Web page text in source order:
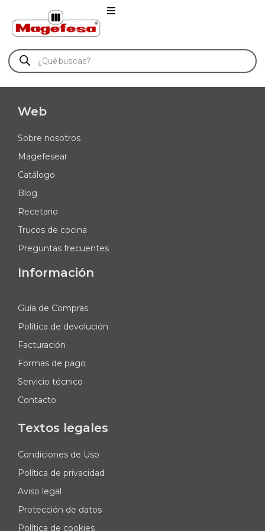
Web
Sobre nosotros
Magefesear
Catálogo
Blog
Recetario
Trucos de cocina
Preguntas frecuentes
Información
Guía de Compras
Política de devolución
Facturación
Formas de pago
Servicio técnico
Contacto
Textos legales
Condiciones de Uso
Política de privacidad
Aviso legal
Protección de datos
Política de cookies